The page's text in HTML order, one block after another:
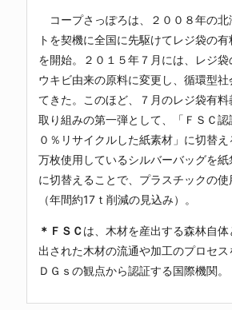
コープさっぽろは、２００８年の北
トを契機に全国に先駆けてレジ袋の有
を開始。２０１５年７月には、レジ袋
ウキビ由来の原料に変更し、循環型
てきた。このほど、７月のレジ袋有
取り組みの第一弾として、「ＦＳＣ認
０％リサイクルした紙素材」に切替
万枚使用しているシルバーバッグを紙
に切替えることで、プラスチックの使
（年間約17ｔ削減の見込み）。
＊ＦＳＣは、木材を産出する森林自体
出された木材の流通や加工のプロセス
ＤＧｓの観点から認証する国際機関。